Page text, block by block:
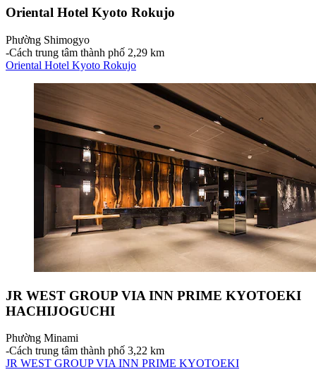
Oriental Hotel Kyoto Rokujo
Phường Shimogyo
‐Cách trung tâm thành phố 2,29 km
Oriental Hotel Kyoto Rokujo
JR WEST GROUP VIA INN PRIME KYOTOEKI
HACHIJOGUCHI
Phường Minami
‐Cách trung tâm thành phố 3,22 km
JR WEST GROUP VIA INN PRIME KYOTOEKI